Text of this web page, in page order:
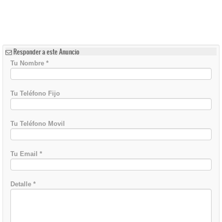
Responder a este Anuncio
Tu Nombre *
Tu Teléfono Fijo
Tu Teléfono Movil
Tu Email *
Detalle *